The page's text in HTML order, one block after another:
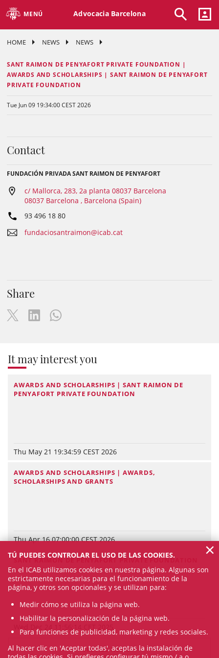
MENÚ Advocacia Barcelona
HOME NEWS NEWS
SANT RAIMON DE PENYAFORT PRIVATE FOUNDATION |
AWARDS AND SCHOLARSHIPS | SANT RAIMON DE PENYAFORT
PRIVATE FOUNDATION
Tue Jun 09 19:34:00 CEST 2026
Contact
FUNDACIÓN PRIVADA SANT RAIMON DE PENYAFORT
c/ Mallorca, 283, 2a planta 08037 Barcelona
08037 Barcelona , Barcelona (Spain)
93 496 18 80
fundaciosantraimon@icab.cat
Share
It may interest you
AWARDS AND SCHOLARSHIPS | SANT RAIMON DE
PENYAFORT PRIVATE FOUNDATION
Thu May 21 19:34:59 CEST 2026
AWARDS AND SCHOLARSHIPS | AWARDS,
SCHOLARSHIPS AND GRANTS
Thu Apr 16 07:00:00 CEST 2026
SANT RAIMON DE PENYAFORT PRIVATE FOUNDATION
Wed Dec 24 11:56:14 CET 2025
SEE ALL NEWS
TÚ PUEDES CONTROLAR EL USO DE LAS COOKIES.
En el ICAB utilizamos cookies en nuestra página. Algunas son
estrictamente necesarias para el funcionamiento de la
página, y otros son opcionales y se utilizan para:
Medir cómo se utiliza la página web.
Habilitar la personalización de la página web.
Para funciones de publicidad, marketing y redes sociales.
Al hacer clic en 'Aceptar todas', aceptas la instalación de
×